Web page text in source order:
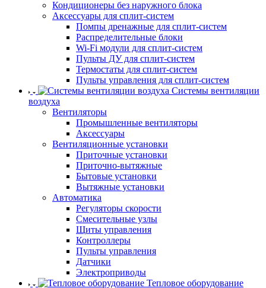
Кондиционеры без наружного блока
Аксессуары для сплит-систем
Помпы дренажные для сплит-систем
Распределительные блоки
Wi-Fi модули для сплит-систем
Пульты ДУ для сплит-систем
Термостаты для сплит-систем
Пульты управления для сплит-систем
Системы вентиляции
воздуха
Вентиляторы
Промышленные вентиляторы
Аксессуары
Вентиляционные установки
Приточные установки
Приточно-вытяжные
Бытовые установки
Вытяжные установки
Автоматика
Регуляторы скорости
Смесительные узлы
Щиты управления
Контроллеры
Пульты управления
Датчики
Электроприводы
Тепловое оборудование